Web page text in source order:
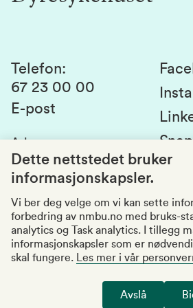
Kontakt oss
Studier og emner
Studenttinget
Si fra om avvik
Kvalitet i utdanningen
Telefon:
67 23 00 00
E-post
Adresse:
Postboks 5003
1432 Ås
Organisasjonsnummer
969159570
Besøksadresser
Tilgjengelighetserklæring
Personvernerklæring
Dette nettstedet bruker
informasjonskapsler.
Vi ber deg velge om vi kan sette
forbedring av nmbu.no med bruks-
analytics og Task analytics. I tillegg
informasjonskapsler som er
skal fungere.
Les mer i vår
Avslå